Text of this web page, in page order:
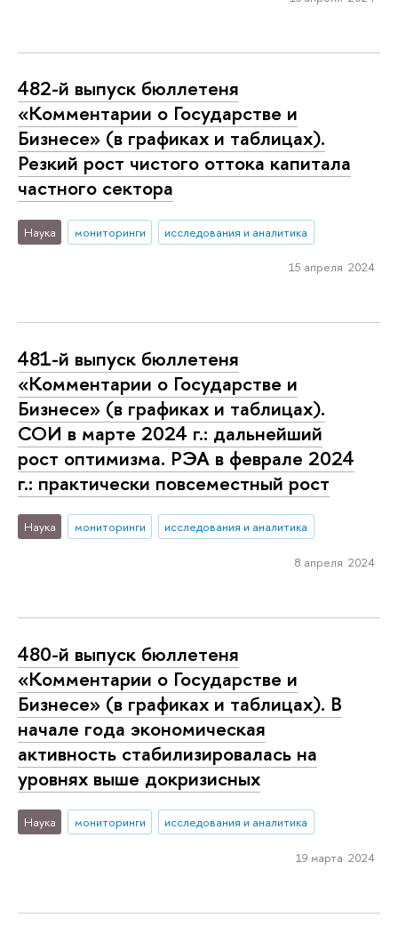
482-й выпуск бюллетеня
«Комментарии о Государстве и
Бизнесе» (в графиках и таблицах).
Резкий рост чистого оттока капитала
частного сектора
Наука мониторинги исследования и аналитика
15 апреля 2024
481-й выпуск бюллетеня
«Комментарии о Государстве и
Бизнесе» (в графиках и таблицах).
СОИ в марте 2024 г.: дальнейший
рост оптимизма. РЭА в феврале 2024
г.: практически повсеместный рост
Наука мониторинги исследования и аналитика
8 апреля 2024
480-й выпуск бюллетеня
«Комментарии о Государстве и
Бизнесе» (в графиках и таблицах). В
начале года экономическая
активность стабилизировалась на
уровнях выше докризисных
Наука мониторинги исследования и аналитика
19 марта 2024